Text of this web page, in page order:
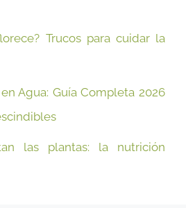
Trucos para cuidar la
Agua: Guía Completa 2026
las plantas: la nutrición